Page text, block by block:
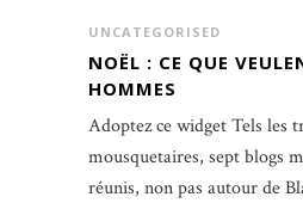
UNCATEGORISED
NOËL : CE QUE
HOMMES
Adoptez ce widget Tels les
mousquetaires, sept blogs
réunis, non pas autour de